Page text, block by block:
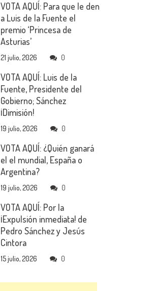
VOTA AQUÍ: Para que le den
a Luis de la Fuente el
premio ‘Princesa de
Asturias’
21 julio, 2026 0
VOTA AQUÍ: Luis de la
Fuente, Presidente del
Gobierno; Sánchez
¡Dimisión!
19 julio, 2026 0
VOTA AQUÍ: ¿Quién ganará
el el mundial, España o
Argentina?
19 julio, 2026 0
VOTA AQUÍ: Por la
¡Expulsión inmediata! de
Pedro Sánchez y Jesús
Cintora
15 julio, 2026 0